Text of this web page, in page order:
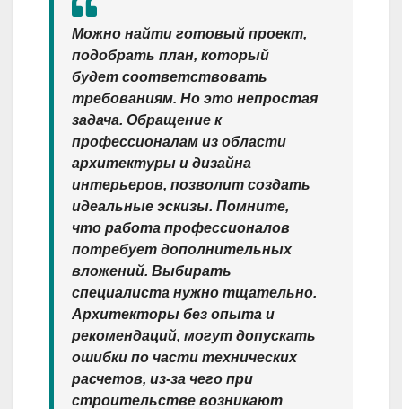
Можно найти готовый проект,
подобрать план, который
будет соответствовать
требованиям. Но это непростая
задача. Обращение к
профессионалам из области
архитектуры и дизайна
интерьеров, позволит создать
идеальные эскизы. Помните,
что работа профессионалов
потребует дополнительных
вложений. Выбирать
специалиста нужно тщательно.
Архитекторы без опыта и
рекомендаций, могут допускать
ошибки по части технических
расчетов, из-за чего при
строительстве возникают